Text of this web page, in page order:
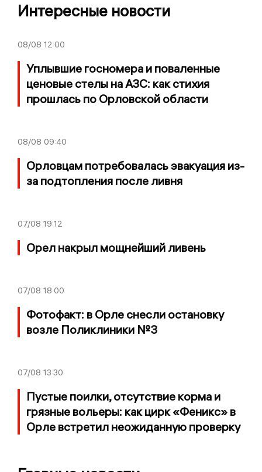
Интересные новости
08/08 12:00
Уплывшие госномера и поваленные
ценовые стелы на АЗС: как стихия
прошлась по Орловской области
08/08 09:40
Орловцам потребовалась эвакуация из-
за подтопления после ливня
07/08 19:12
Орел накрыл мощнейший ливень
07/08 18:00
Фотофакт: в Орле снесли остановку
возле Поликлиники №3
07/08 13:30
Пустые поилки, отсутствие корма и
грязные вольеры: как цирк «Феникс» в
Орле встретил неожиданную проверку